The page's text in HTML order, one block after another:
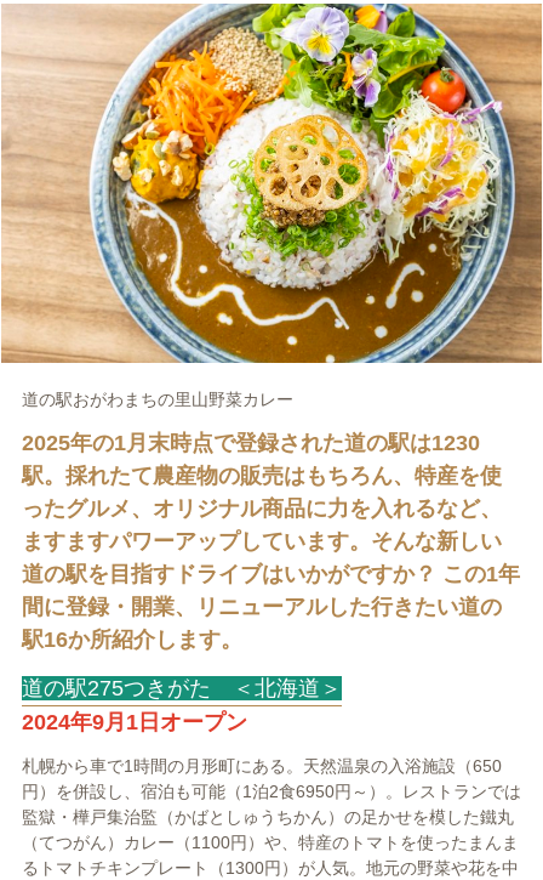
道の駅おがわまちの里山野菜カレー
2025年の1月末時点で登録された道の駅は1230
駅。採れたて農産物の販売はもちろん、特産を使
ったグルメ、オリジナル商品に力を入れるなど、
ますますパワーアップしています。そんな新しい
道の駅を目指すドライブはいかがですか？ この1年
間に登録・開業、リニューアルした行きたい道の
駅16か所紹介します。
道の駅275つきがた ＜北海道＞
2024年9月1日オープン
札幌から車で1時間の月形町にある。天然温泉の入浴施設（650
円）を併設し、宿泊も可能（1泊2食6950円～）。レストランでは
監獄・樺戸集治監（かばとしゅうちかん）の足かせを模した鐵丸
（てつがん）カレー（1100円）や、特産のトマトを使ったまんま
るトマトチキンプレート（1300円）が人気。地元の野菜や花を中